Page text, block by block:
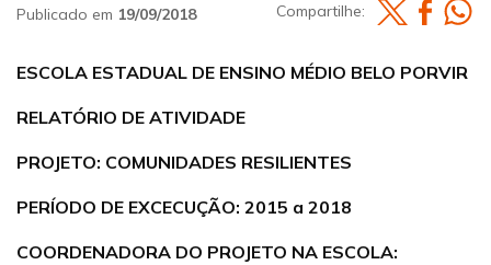
Publicado em 19/09/2018 Compartilhe:
ESCOLA ESTADUAL DE ENSINO MÉDIO BELO PORVIR
RELATÓRIO DE ATIVIDADE
PROJETO: COMUNIDADES RESILIENTES
PERÍODO DE EXCECUÇÃO: 2015 a 2018
COORDENADORA DO PROJETO NA ESCOLA: